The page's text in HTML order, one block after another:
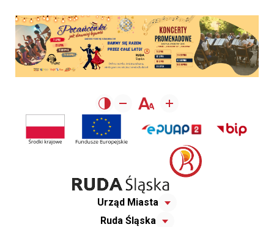
Urząd Miasta
Ruda Śląska